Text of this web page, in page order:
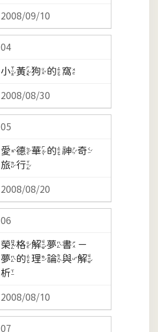
2008/09/10
04
小黃狗的窩
2008/08/30
05
愛德華的神奇
旅行
2008/08/20
06
榮格解夢書－
夢的理論與解
析
2008/08/10
07